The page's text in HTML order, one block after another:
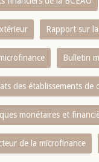
Rapport sur
Bulletin
des établissements de
monétaires et
de la microfinance